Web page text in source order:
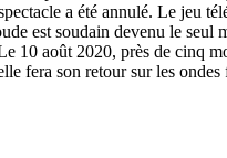
a été annulé. Le jeu
est soudain devenu le seul
10 août 2020, près de cinq
fera son retour sur les ondes